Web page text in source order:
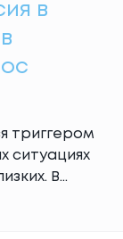
в
триггером
ситуациях
В